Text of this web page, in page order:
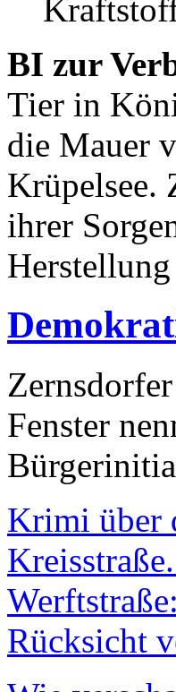
BI zur
Tier in
die Mauer
Krüpelsee.
ihrer
Fenster
Krimi über
Rücksicht